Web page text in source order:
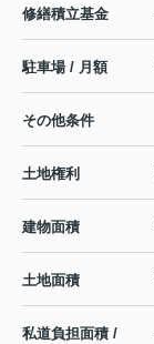
修繕積立基金
駐車場 / 月額
その他条件
土地権利
建物面積
土地面積
私道負担面積 /